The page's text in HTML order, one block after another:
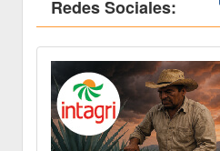
Redes Sociales: